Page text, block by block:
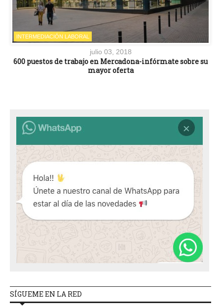
INTERMEDIACIÓN LABORAL
julio 03, 2018
600 puestos de trabajo en Mercadona-infórmate sobre su
mayor oferta
SÍGUEME EN LA RED